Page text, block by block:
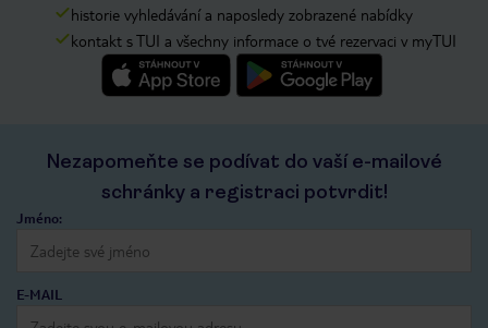
historie vyhledávání a naposledy zobrazené nabídky
kontakt s TUI a všechny informace o tvé rezervaci v myTUI
Nezapomeňte se podívat do vaší e-mailové
schránky a registraci potvrdit!
Jméno:
E-MAIL